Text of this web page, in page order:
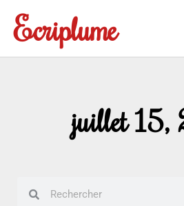
contenu
Ecriplume
juillet 15,